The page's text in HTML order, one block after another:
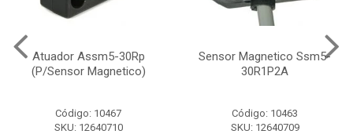
Atuador Assm5-30Rp
(P/Sensor Magnetico)
Código: 10467
SKU: 12640710
Sensor Magnetico Ssm5-
30R1P2A
Código: 10463
SKU: 12640709